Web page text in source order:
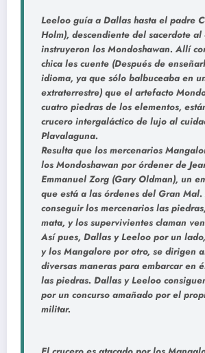
Leeloo guía a Dallas hasta el padre
Holm), descendiente del sacerdote al
instruyeron los Mondoshawan. Allí
chica les cuente (Después de
idioma, ya que sólo balbuceaba en
extraterrestre) que el artefacto
cuatro piedras de los elementos,
crucero intergaláctico de lujo al
Plavalaguna.
Resulta que los mercenarios
los Mondoshawan por órdener de
Emmanuel Zorg (Gary Oldman), un
que está a las órdenes del Gran
conseguir los mercenarios las
mata, y los supervivientes claman
Así pues, Dallas y Leeloo por un
y los Mangalore por otro, se dirigen
diversas maneras para embarcar en
las piedras. Dallas y Leeloo
por un concurso amañado por el
militar.